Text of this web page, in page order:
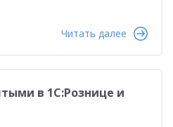
Читать далее
в 1С:Рознице и